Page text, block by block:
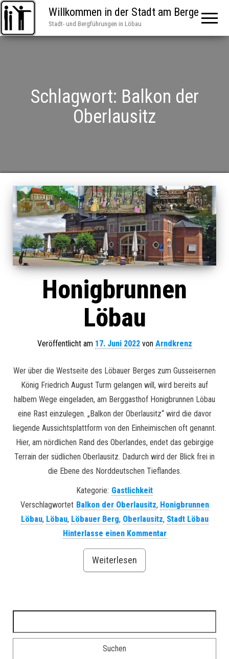
Willkommen in der Stadt am Berge
Stadt- und Bergführungen in Löbau
Schlagwort: Balkon der
Oberlausitz
Honigbrunnen
Löbau
Veröffentlicht am 17. Juni 2022von Arndkrenz
Wer über die Westseite des Löbauer Berges zum Gusseisernen
König Friedrich August Turm gelangen will, wird bereits auf
halbem Wege eingeladen, am Berggasthof Honigbrunnen Löbau
eine Rast einzulegen. „Balkon der Oberlausitz“ wird die davor
liegende Aussichtsplattform von den Einheimischen oft genannt.
Hier, am nördlichen Rand des Oberlandes, endet das gebirgige
Terrain der südlichen Oberlausitz. Dadurch wird der Blick frei in
die Ebene des Norddeutschen Tieflandes.
Kategorie: Gastlichkeit
Verschlagwortet Balkon der Oberlausitz, Honigbrunnen
Löbau, Löbau, Löbauer Berg, Oberlausitz, Stadt Löbau
Hinterlasse einen Kommentar
Weiterlesen